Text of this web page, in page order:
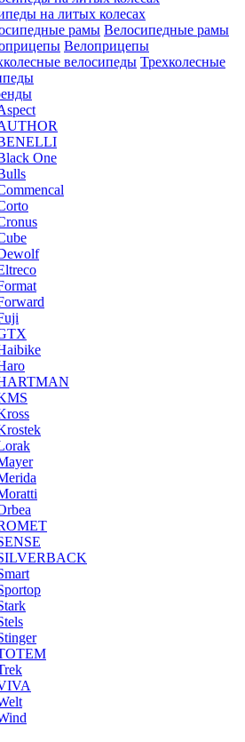
на литых колесах
Велосипедные рамы
Велоприцепы
Трехколесные
One